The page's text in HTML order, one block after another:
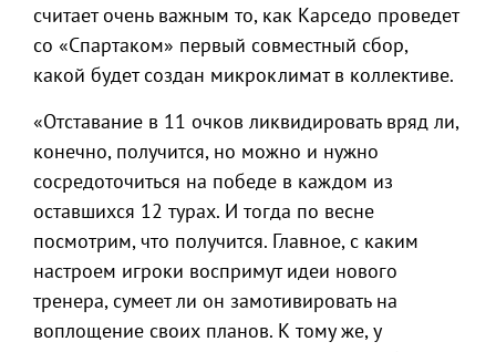
считает очень важным то, как Карседо проведет
со «Спартаком» первый совместный сбор,
какой будет создан микроклимат в коллективе.
«Отставание в 11 очков ликвидировать вряд ли,
конечно, получится, но можно и нужно
сосредоточиться на победе в каждом из
оставшихся 12 турах. И тогда по весне
посмотрим, что получится. Главное, с каким
настроем игроки воспримут идеи нового
тренера, сумеет ли он замотивировать на
воплощение своих планов. К тому же, у